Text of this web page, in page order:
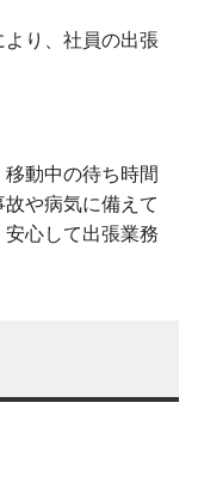
り、社員の出張
動中の待ち時間
や病気に備えて
心して出張業務